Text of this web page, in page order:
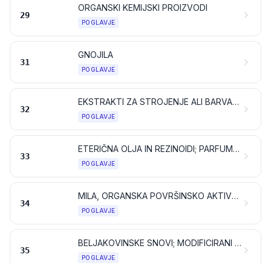
29
ORGANSKI KEMIJSKI PROIZVODI
POGLAVJE
31
GNOJILA
POGLAVJE
32
EKSTRAKTI ZA STROJENJE ALI BARVANJE; TANINI IN NJIHOVI DERIVATI; BARVILA, PIGMENTI IN DRUGE BARVILNE SNOVI; BARVE IN LAKI; KITI IN DRUGE TESNILNE MASE; TISKARSKE BARVE IN ČRNILA
POGLAVJE
33
ETERIČNA OLJA IN REZINOIDI; PARFUMERIJSKI, KOZMETIČNI ALI TOALETNI IZDELKI
POGLAVJE
34
MILA, ORGANSKA POVRŠINSKO AKTIVNA SREDSTVA, PRALNI PREPARATI, MAZALNI PREPARATI, UMETNI VOSKI, PRIPRAVLJENI VOSKI, PREPARATI ZA LOŠČENJE ALI ČIŠČENJE, SVEČE IN PODOBNI PROIZVODI, PASTE ZA MODELIRANJE IN „ZOBARSKI VOSKI“ TER ZOBARSKI PREPARATI NA OSNOVI MAVCA
POGLAVJE
35
BELJAKOVINSKE SNOVI; MODIFICIRANI ŠKROBI; LEPILA; ENCIMI
POGLAVJE